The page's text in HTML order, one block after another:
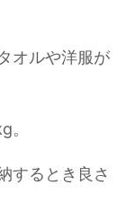
オルや洋服が
。
するとき良さ